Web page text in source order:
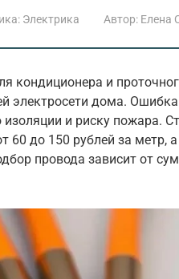
Электрика Автор: Елена
кондиционера и
электросети дома.
и риску пожара.
60 до 150 рублей за
провода зависит от